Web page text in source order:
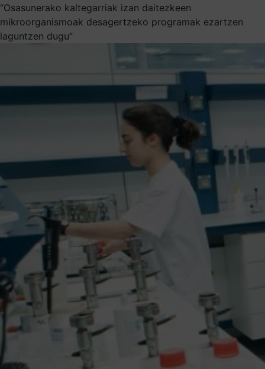
“Osasunerako kaltegarriak izan daitezkeen
mikroorganismoak desagertzeko programak ezartzen
laguntzen dugu”